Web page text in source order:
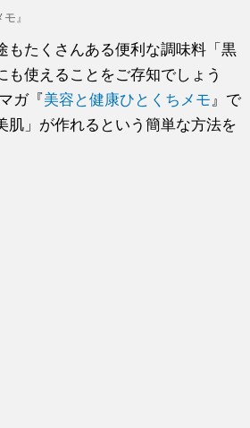
』
もたくさんある便利な調味料「黒
も使えることをご存知でしょう
ガ『美容と健康ひとくちメモ 』で
肌」が作れるという簡単な方法を